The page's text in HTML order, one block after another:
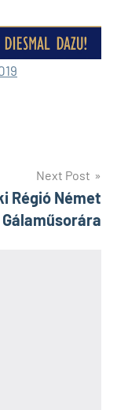
Next Post
Régió Német